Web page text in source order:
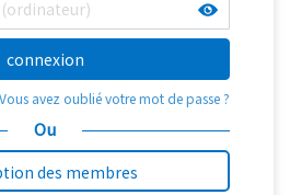
connexion
Vous avez oublié votre mot de passe ?
Ou
des membres